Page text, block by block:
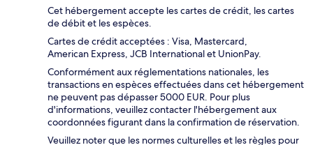
Cet hébergement accepte les cartes de crédit, les cartes
de débit et les espèces.
Cartes de crédit acceptées : Visa, Mastercard,
American Express, JCB International et UnionPay.
Conformément aux réglementations nationales, les
transactions en espèces effectuées dans cet hébergement
ne peuvent pas dépasser 5000 EUR. Pour plus
d'informations, veuillez contacter l'hébergement aux
coordonnées figurant dans la confirmation de réservation.
Veuillez noter que les normes culturelles et les règles pour